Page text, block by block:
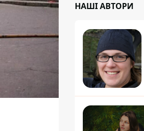
НАШІ АВТОРИ